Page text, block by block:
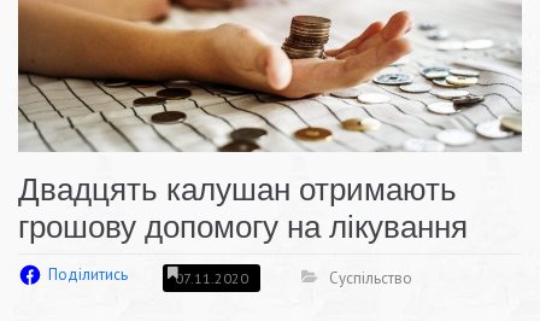
Двадцять калушан отримають
грошову допомогу на лікування
Поділитись 07.11.2020 Суспільство